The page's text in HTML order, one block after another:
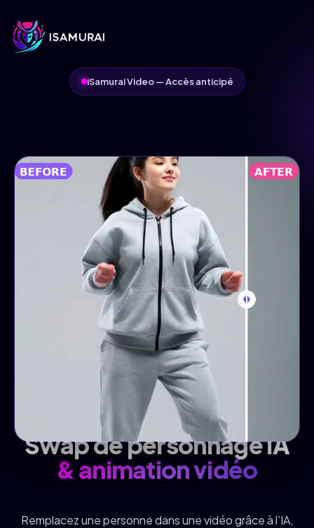
iSamurai Video — Accès anticipé
Swap de personnage IA
& animation vidéo
Remplacez une personne dans une vidéo grâce à l’IA,